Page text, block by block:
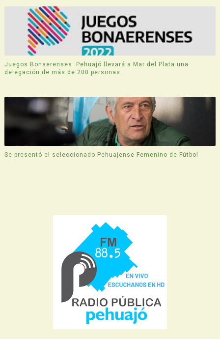
Juegos Bonaerenses: Pehuajó llevará a Mar del Plata una
delegación de más de 200 personas
Se presentó el seleccionado Pehuajense Femenino de Fútbol